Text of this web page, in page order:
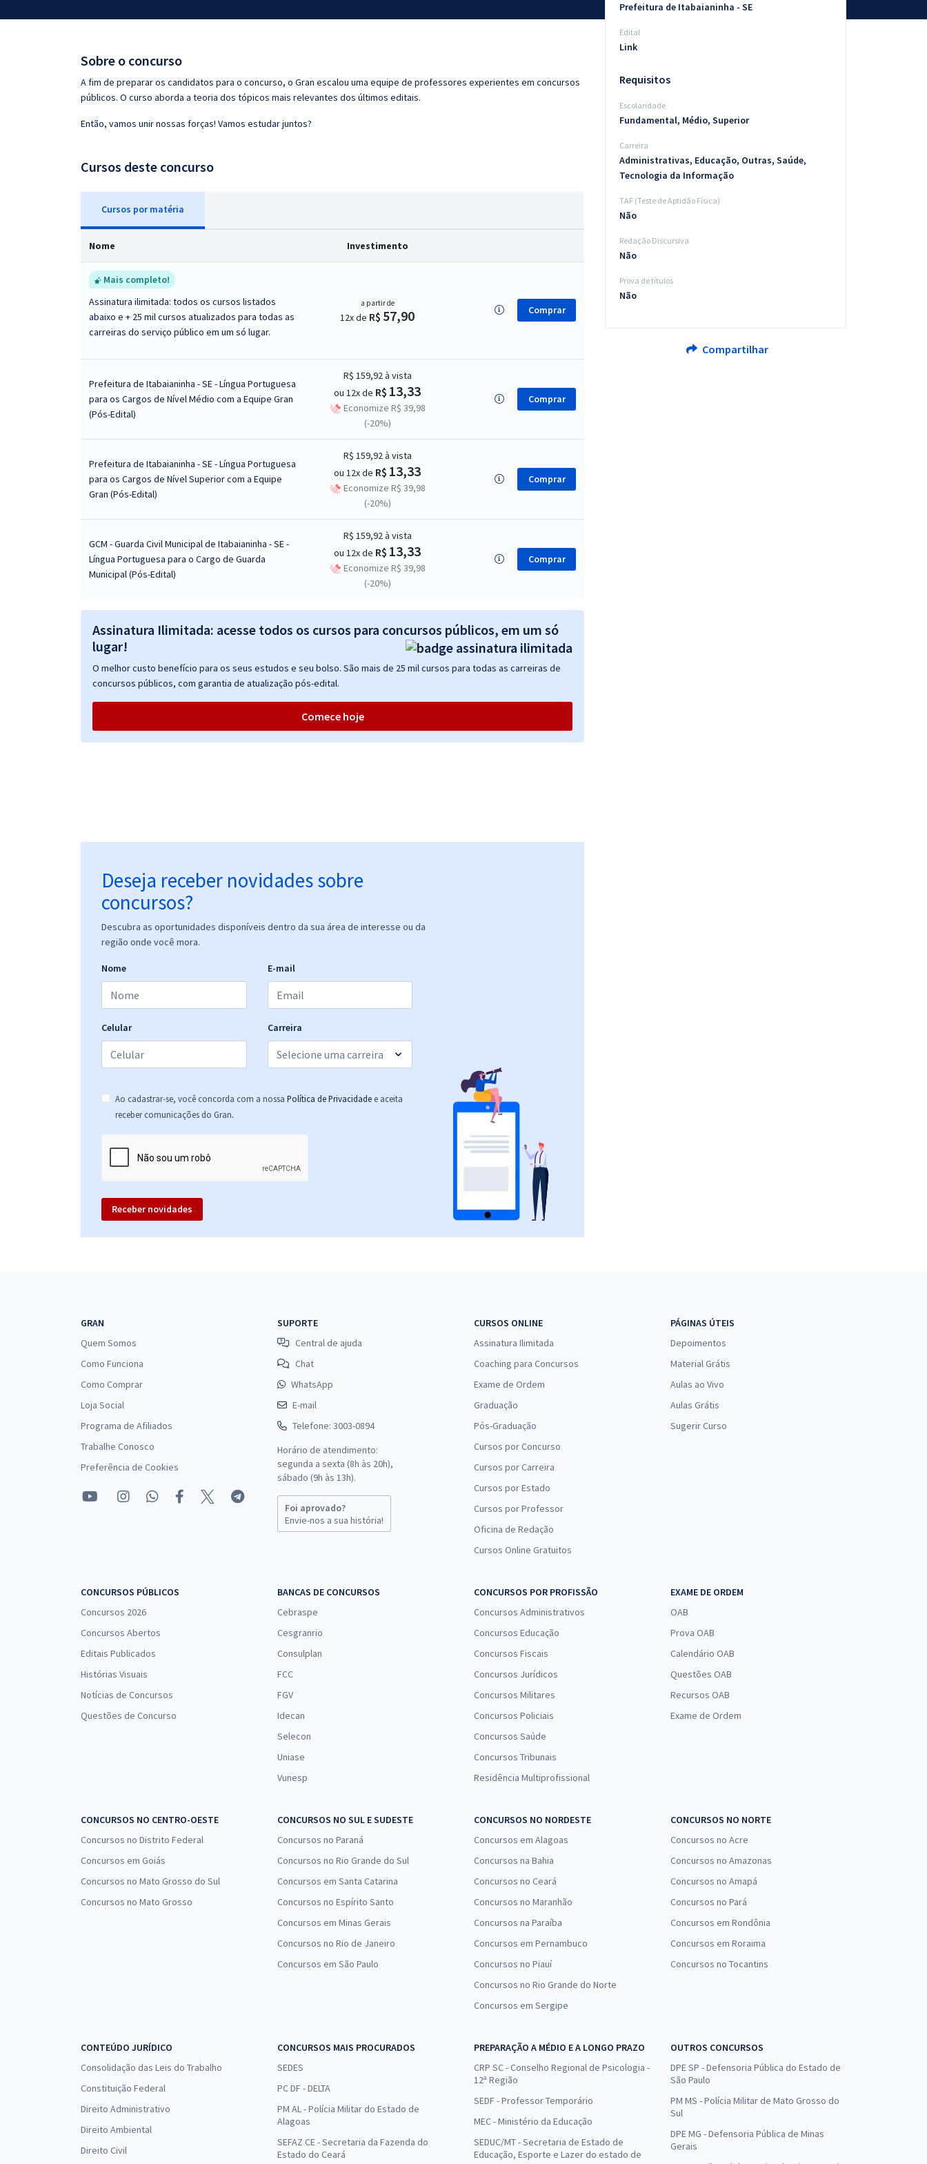
Conteúdo gratuito
Sobre o concurso
A fim de preparar os candidatos para o concurso, o Gran escalou uma equipe de professores experientes em concursos
públicos. O curso aborda a teoria dos tópicos mais relevantes dos últimos editais.
Então, vamos unir nossas forças! Vamos estudar juntos?
Cursos deste concurso
Cursos por matéria
Nome Investimento
Mais completo!
Assinatura ilimitada: todos os cursos listados
abaixo e + 25 mil cursos atualizados para todas as
carreiras do serviço público em um só lugar.
a partir de
12x de R$ 57,90 Comprar
Prefeitura de Itabaianinha - SE - Língua Portuguesa
para os Cargos de Nível Médio com a Equipe Gran
(Pós-Edital)
R$ 159,92à vista
ou 12x de R$ 13,33
Economize R$ 39,98
(-20%)
Comprar
Prefeitura de Itabaianinha - SE - Língua Portuguesa
para os Cargos de Nível Superior com a Equipe
Gran (Pós-Edital)
R$ 159,92à vista
ou 12x de R$ 13,33
Economize R$ 39,98
(-20%)
Comprar
GCM - Guarda Civil Municipal de Itabaianinha - SE -
Língua Portuguesa para o Cargo de Guarda
Municipal (Pós-Edital)
R$ 159,92à vista
ou 12x de R$ 13,33
Economize R$ 39,98
(-20%)
Comprar
Assinatura Ilimitada: acesse todos os cursos para concursos públicos, em um só
lugar!
O melhor custo benefício para os seus estudos e seu bolso. São mais de 25 mil cursos para todas as carreiras de
concursos públicos, com garantia de atualização pós-edital.
Comece hoje
Deseja receber novidades sobre
concursos?
Descubra as oportunidades disponíveis dentro da sua área de interesse ou da
região onde você mora.
Nome E-mail
Celular Carreira
Ao cadastrar-se, você concorda com a nossa Política de Privacidade e aceita
receber comunicações do Gran.
Receber novidades
Prefeitura de Itabaianinha - SE
Edital
Link
Requisitos
Escolaridade
Fundamental, Médio, Superior
Carreira
Administrativas, Educação, Outras, Saúde,
Tecnologia da Informação
TAF (Teste de Aptidão Física)
Não
Redação Discursiva
Não
Prova de títulos
Não
Compartilhar
GRAN
Quem Somos
Como Funciona
Como Comprar
Loja Social
Programa de Afiliados
Trabalhe Conosco
Preferência de Cookies
SUPORTE
Central de ajuda
Chat
WhatsApp
E-mail
Telefone: 3003-0894
Horário de atendimento:
segunda a sexta (8h às 20h),
sábado (9h às 13h).
Foi aprovado?
Envie-nos a sua história!
CURSOS ONLINE
Assinatura Ilimitada
Coaching para Concursos
Exame de Ordem
Graduação
Pós-Graduação
Cursos por Concurso
Cursos por Carreira
Cursos por Estado
Cursos por Professor
Oficina de Redação
Cursos Online Gratuitos
PÁGINAS ÚTEIS
Depoimentos
Material Grátis
Aulas ao Vivo
Aulas Grátis
Sugerir Curso
CONCURSOS PÚBLICOS
Concursos 2026
Concursos Abertos
Editais Publicados
Histórias Visuais
Notícias de Concursos
Questões de Concurso
BANCAS DE CONCURSOS
Cebraspe
Cesgranrio
Consulplan
FCC
FGV
Idecan
Selecon
Uniase
Vunesp
CONCURSOS POR PROFISSÃO
Concursos Administrativos
Concursos Educação
Concursos Fiscais
Concursos Jurídicos
Concursos Militares
Concursos Policiais
Concursos Saúde
Concursos Tribunais
Residência Multiprofissional
EXAME DE ORDEM
OAB
Prova OAB
Calendário OAB
Questões OAB
Recursos OAB
Exame de Ordem
CONCURSOS NO CENTRO-OESTE
Concursos no Distrito Federal
Concursos em Goiás
Concursos no Mato Grosso do Sul
Concursos no Mato Grosso
CONCURSOS NO SUL E SUDESTE
Concursos no Paraná
Concursos no Rio Grande do Sul
Concursos em Santa Catarina
Concursos no Espírito Santo
Concursos em Minas Gerais
Concursos no Rio de Janeiro
Concursos em São Paulo
CONCURSOS NO NORDESTE
Concursos em Alagoas
Concursos na Bahia
Concursos no Ceará
Concursos no Maranhão
Concursos na Paraíba
Concursos em Pernambuco
Concursos no Piauí
Concursos no Rio Grande do Norte
Concursos em Sergipe
CONCURSOS NO NORTE
Concursos no Acre
Concursos no Amazonas
Concursos no Amapá
Concursos no Pará
Concursos em Rondônia
Concursos em Roraima
Concursos no Tocantins
CONTEÚDO JURÍDICO
Consolidação das Leis do Trabalho
Constituição Federal
Direito Administrativo
Direito Ambiental
Direito Civil
CONCURSOS MAIS PROCURADOS
SEDES
PC DF - DELTA
PM AL - Polícia Militar do Estado de
Alagoas
SEFAZ CE - Secretaria da Fazenda do
Estado do Ceará
PREPARAÇÃO A MÉDIO E A LONGO PRAZO
CRP SC - Conselho Regional de Psicologia -
12ª Região
SEDF - Professor Temporário
MEC - Ministério da Educação
SEDUC/MT - Secretaria de Estado de
Educação, Esporte e Lazer do estado de
OUTROS CONCURSOS
DPE SP - Defensoria Pública do Estado de
São Paulo
PM MS - Polícia Militar de Mato Grosso do
Sul
DPE MG - Defensoria Pública de Minas
Gerais